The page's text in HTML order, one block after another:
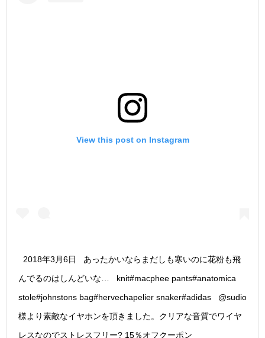
View this post on Instagram
ㅤㅤㅤㅤㅤㅤㅤㅤㅤㅤㅤㅤㅤ ㅤㅤㅤㅤㅤㅤㅤㅤㅤㅤㅤㅤㅤ 2018年3月6日 ㅤㅤㅤㅤㅤㅤㅤㅤㅤㅤㅤㅤㅤ ㅤㅤㅤㅤㅤㅤㅤㅤㅤㅤㅤㅤㅤ あったかいならまだしも寒いのに花粉も飛
んでるのはしんどいな… ㅤㅤㅤㅤㅤㅤㅤㅤㅤㅤㅤㅤㅤ ㅤㅤㅤㅤㅤㅤㅤㅤㅤㅤㅤㅤㅤ knit#macphee pants#anatomica
stole#johnstons bag#hervechapelier snaker#adidas ㅤㅤㅤㅤㅤㅤㅤㅤㅤㅤㅤㅤㅤ ㅤㅤㅤㅤㅤㅤㅤㅤㅤㅤㅤㅤㅤ @sudio
様より素敵なイヤホンを頂きました。クリアな音質でワイヤ
レスなのでストレスフリー? 15％オフクーポン